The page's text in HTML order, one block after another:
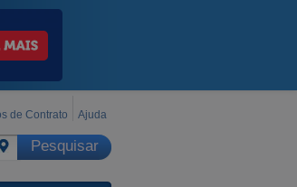
de Contrato Ajuda